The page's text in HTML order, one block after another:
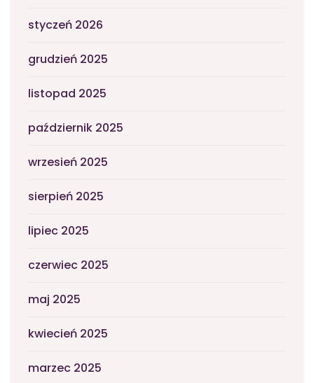
styczeń 2026
grudzień 2025
listopad 2025
październik 2025
wrzesień 2025
sierpień 2025
lipiec 2025
czerwiec 2025
maj 2025
kwiecień 2025
marzec 2025